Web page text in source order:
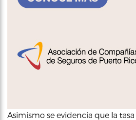
Asimismo se evidencia que la